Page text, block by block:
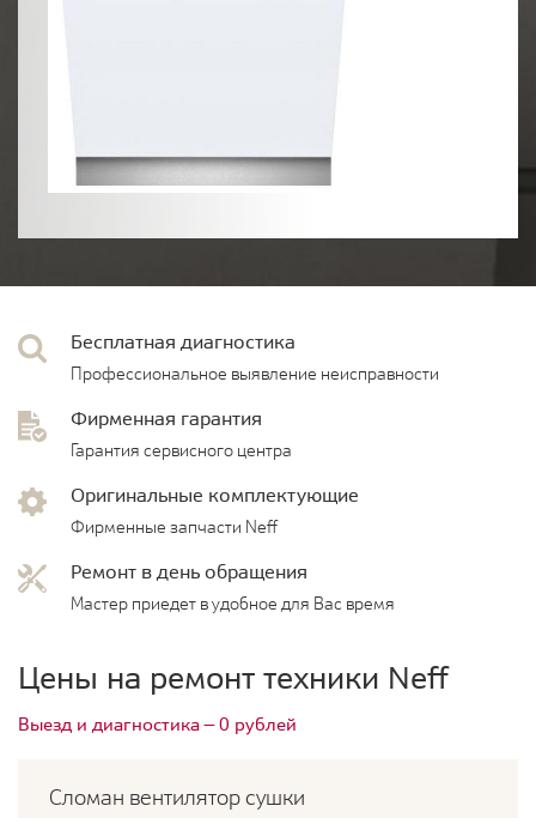
Бесплатная диагностика
Профессиональное выявление неисправности
Фирменная гарантия
Гарантия сервисного центра
Оригинальные комплектующие
Фирменные запчасти Neff
Ремонт в день обращения
Мастер приедет в удобное для Вас время
Цены на ремонт техники Neff
Выезд и диагностика — 0 рублей
Сломан вентилятор сушки